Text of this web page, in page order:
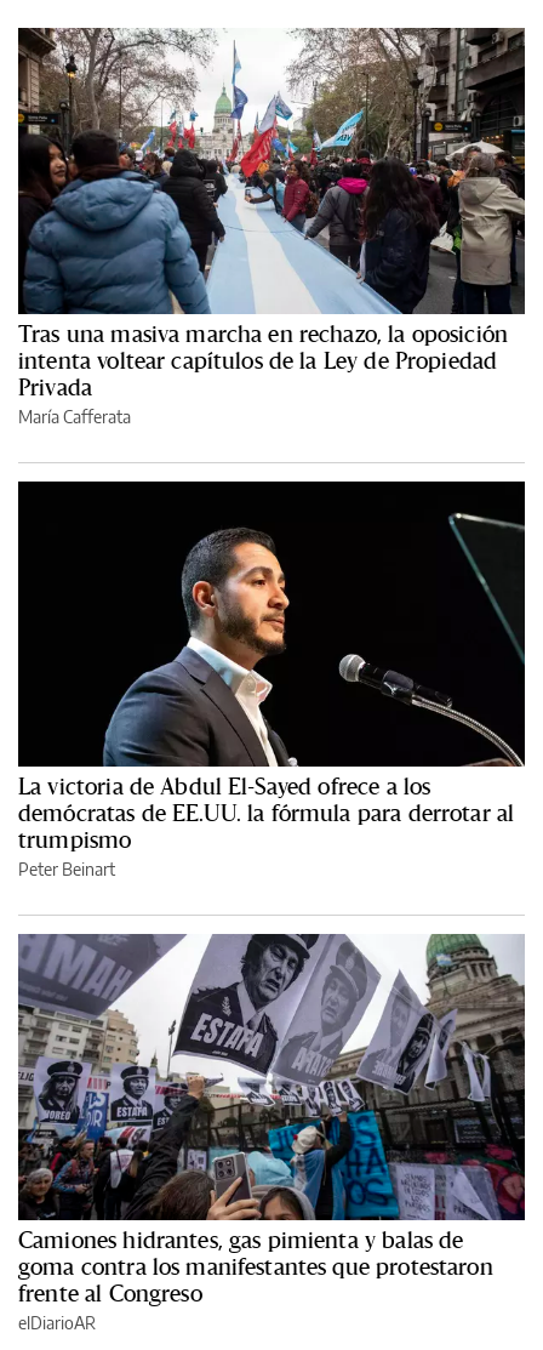
Tras una masiva marcha en rechazo, la oposición
intenta voltear capítulos de la Ley de Propiedad
Privada
María Cafferata
La victoria de Abdul El-Sayed ofrece a los
demócratas de EE.UU. la fórmula para derrotar al
trumpismo
Peter Beinart
Camiones hidrantes, gas pimienta y balas de
goma contra los manifestantes que protestaron
frente al Congreso
elDiarioAR